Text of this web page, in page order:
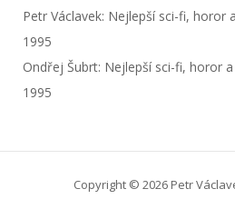
Petr Václavek: Nejlepší sci-fi, horor
1995
Ondřej Šubrt: Nejlepší sci-fi, horor
1995
Copyright © 2026 Petr